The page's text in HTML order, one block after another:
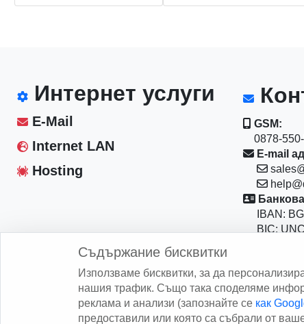
Интернет услуги
E-Mail
Internet LAN
Hosting
GSM:
0878-550-
E-mail
IBAN:
BIC:
Съдържание бисквитки
Използваме бисквитки, за да
нашия трафик. Също така споделяме
реклама и анализи (запознайте се как
предоставили или която са събрали от